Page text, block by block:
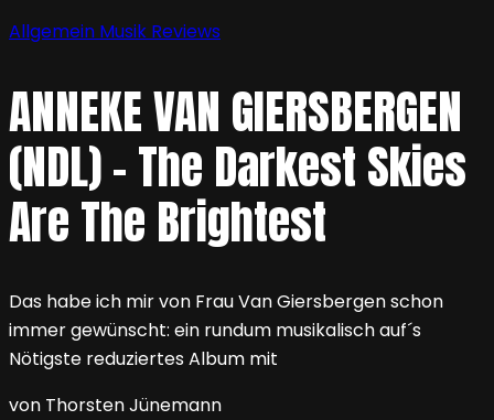
Allgemein Musik Reviews
ANNEKE VAN GIERSBERGEN
(NDL) – The Darkest Skies
Are The Brightest
Das habe ich mir von Frau Van Giersbergen schon
immer gewünscht: ein rundum musikalisch auf´s
Nötigste reduziertes Album mit
von Thorsten Jünemann